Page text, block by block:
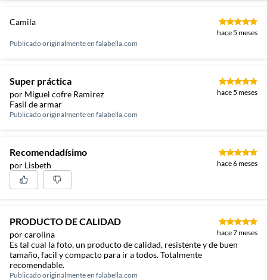
Camila
hace 5 meses
Publicado originalmente en falabella.com
Super práctica
por Miguel cofre Ramirez hace 5 meses
Fasil de armar
Publicado originalmente en falabella.com
Recomendadísimo
por Lisbeth hace 6 meses
PRODUCTO DE CALIDAD
por carolina hace 7 meses
Es tal cual la foto, un producto de calidad, resistente y de buen
tamaño, facil y compacto para ir a todos. Totalmente
recomendable.
Publicado originalmente en falabella.com